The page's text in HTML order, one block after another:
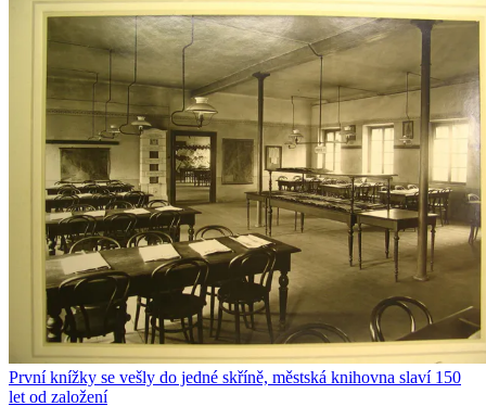
První knížky se vešly do jedné skříně, městská knihovna slaví 150
let od založení